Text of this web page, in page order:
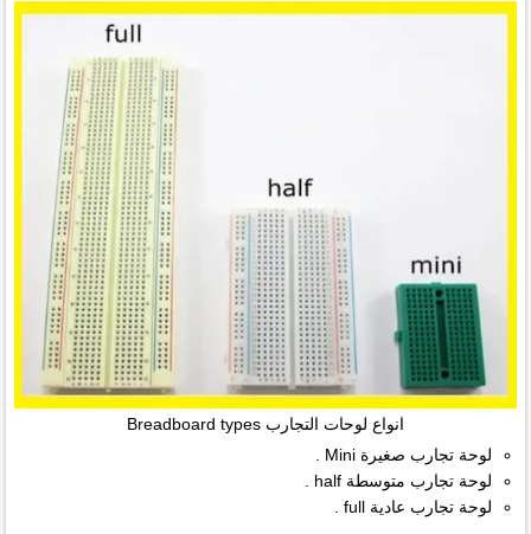
انواع لوحات التجارب Breadboard types
لوحة تجارب صغيرة Mini .
لوحة تجارب متوسطة half .
لوحة تجارب عادية full .